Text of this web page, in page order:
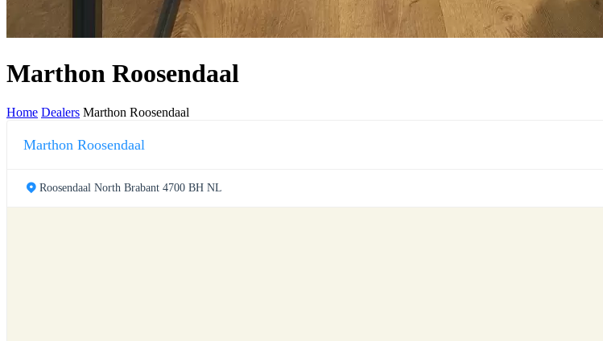
Marthon Roosendaal
Home Dealers Marthon Roosendaal
Marthon Roosendaal
Roosendaal North Brabant 4700 BH NL